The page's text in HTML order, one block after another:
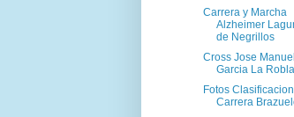
Carrera y Marcha
Alzheimer
de Negrillos
Cross Jose Manuel
Garcia La Robla
Fotos Clasificacion
Carrera